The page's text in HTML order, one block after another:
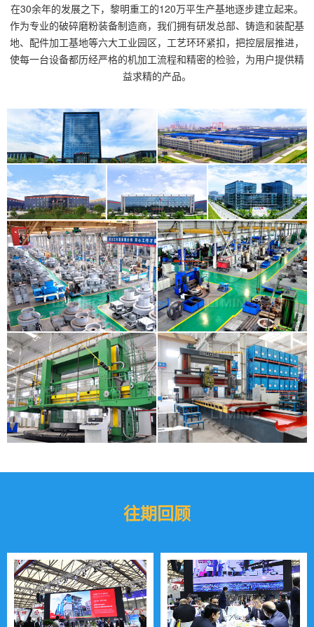
在30余年的发展之下，黎明重工的120万平生产基地逐步建立起来。
作为专业的破碎磨粉装备制造商，我们拥有研发总部、铸造和装配基
地、配件加工基地等六大工业园区，工艺环环紧扣，把控层层推进，
使每一台设备都历经严格的机加工流程和精密的检验，为用户提供精
益求精的产品。
往期回顾